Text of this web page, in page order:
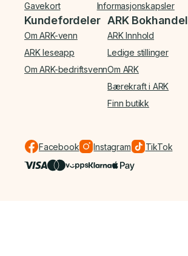
Gavekort
Informasjonskapsler
Kundefordeler
Om ARK-venn
ARK leseapp
Om ARK-bedriftsvenn
ARK Bokhandel
ARK Innhold
Ledige stillinger
Om ARK
Bærekraft i ARK
Finn butikk
Facebook Instagram TikTok